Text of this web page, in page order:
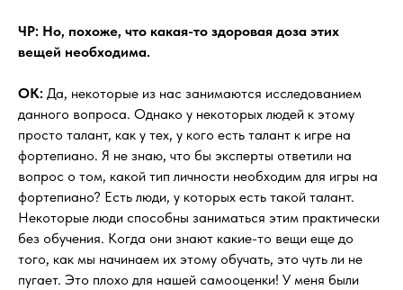
ЧР: Но, похоже, что какая-то здоровая доза этих
вещей необходима.
OK: Да, некоторые из нас занимаются исследованием
данного вопроса. Однако у некоторых людей к этому
просто талант, как у тех, у кого есть талант к игре на
фортепиано. Я не знаю, что бы эксперты ответили на
вопрос о том, какой тип личности необходим для игры на
фортепиано? Есть люди, у которых есть такой талант.
Некоторые люди способны заниматься этим практически
без обучения. Когда они знают какие-то вещи еще до
того, как мы начинаем их этому обучать, это чуть ли не
пугает. Это плохо для нашей самооценки! У меня были